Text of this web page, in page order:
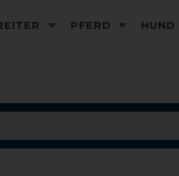
PFERD HUND